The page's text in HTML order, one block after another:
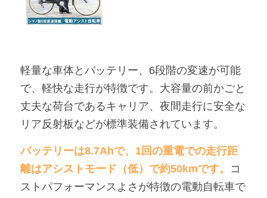
軽量な車体とバッテリー、6段階の変速が可能
で、軽快な走行が特徴です。大容量の前かごと
丈夫な荷台であるキャリア、夜間走行に安全な
リア反射板などが標準装備されています。
バッテリーは8.7Ahで、1回の重電での走行距
離はアシストモード（低）で約50kmです。 コ
ストパフォーマンスよさが特徴の電動自転車で